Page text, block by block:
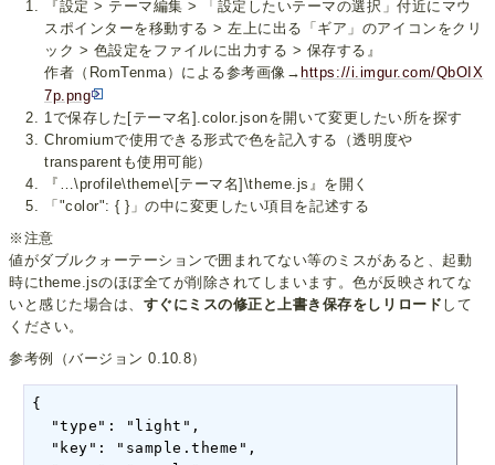
『設定 > テーマ編集 > 「設定したいテーマの選択」付近にマウ
スポインターを移動する > 左上に出る「ギア」のアイコンをクリ
ック > 色設定をファイルに出力する > 保存する』
作者（RomTenma）による参考画像→ https://i.imgur.com/QbOIX
7p.png
1で保存した[テーマ名].color.jsonを開いて変更したい所を探す
Chromiumで使用できる形式で色を記入する（透明度や
transparentも使用可能）
『…\profile\theme\[テーマ名]\theme.js』を開く
「"color": { }」の中に変更したい項目を記述する
※注意
値がダブルクォーテーションで囲まれてない等のミスがあると、起動
時にtheme.jsのほぼ全てが削除されてしまいます。色が反映されてな
いと感じた場合は、 すぐにミスの修正と上書き保存をしリロード して
ください。
参考例（バージョン 0.10.8）
{